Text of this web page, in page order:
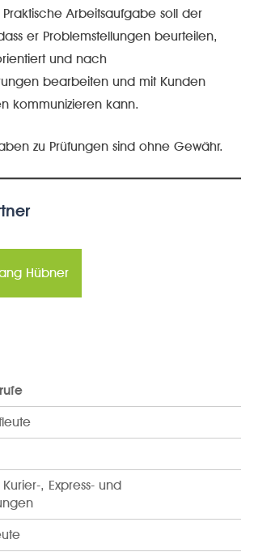
Arbeitsaufgabe soll der
er Problemstellungen beurteilen,
und nach
bearbeiten und mit Kunden
kommunizieren kann.
zu Prüfungen sind ohne Gewähr.
Hübner
, Express- und